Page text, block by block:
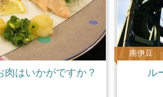
肉はいかがですか？
南伊豆
ル